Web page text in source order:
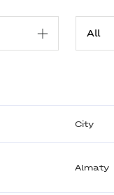
City
Almaty